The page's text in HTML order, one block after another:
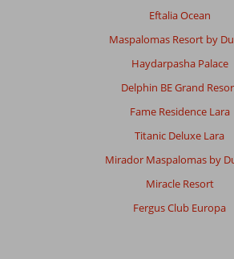
Eftalia Ocean
Maspalomas Resort by
Haydarpasha Palace
Delphin BE Grand
Fame Residence Lara
Titanic Deluxe Lara
Mirador Maspalomas by
Miracle Resort
Fergus Club Europa